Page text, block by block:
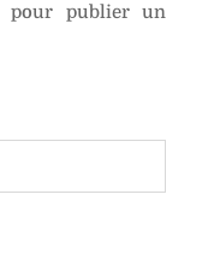
pour publier un